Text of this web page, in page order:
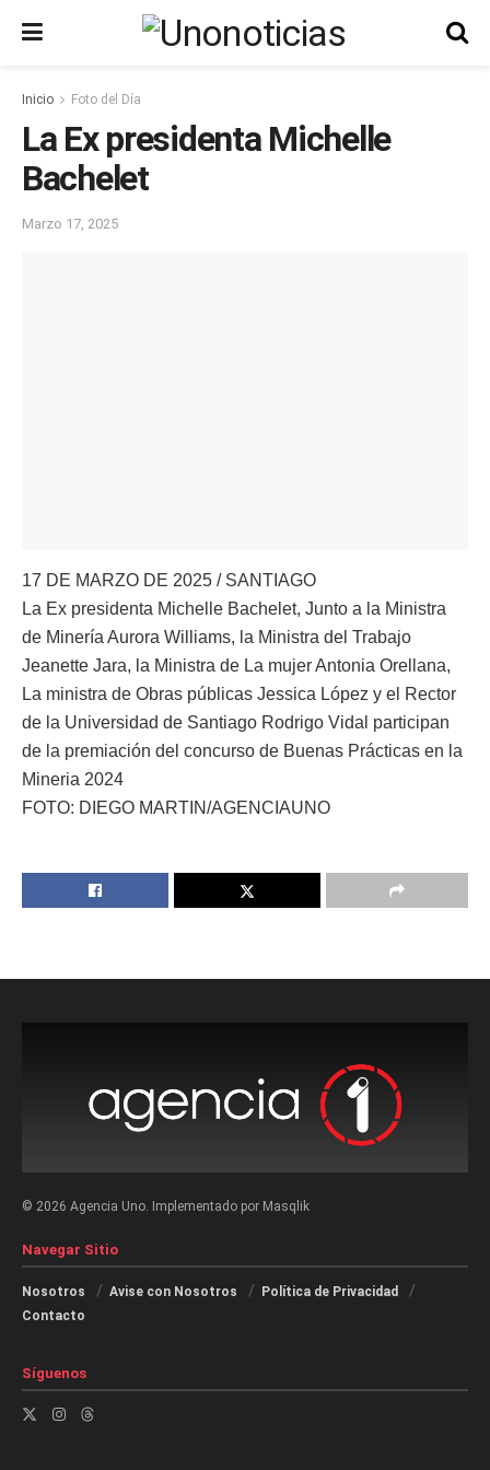
Inicio Foto del Día
La Ex presidenta Michelle
Bachelet
Marzo 17, 2025
17 DE MARZO DE 2025 / SANTIAGO
La Ex presidenta Michelle Bachelet, Junto a la Ministra
de Minería Aurora Williams, la Ministra del Trabajo
Jeanette Jara, la Ministra de La mujer Antonia Orellana,
La ministra de Obras públicas Jessica López y el Rector
de la Universidad de Santiago Rodrigo Vidal participan
de la premiación del concurso de Buenas Prácticas en la
Mineria 2024
FOTO: DIEGO MARTIN/AGENCIAUNO
© 2026 Agencia Uno. Implementado por Masqlik
Navegar Sitio
Nosotros Avise con Nosotros
Política de Privacidad
Contacto
Síguenos